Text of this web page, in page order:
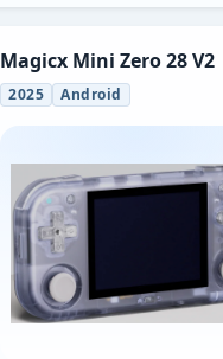
Magicx Mini Zero 28 V2
2025 Android